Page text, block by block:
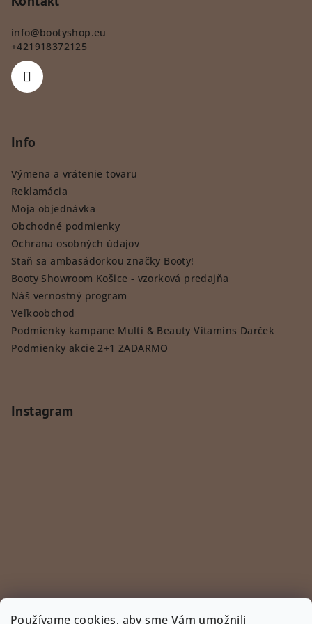
Používame cookies, aby sme Vám umožnili
info@bootyshop.eu
+421918372125
Info
Výmena a vrátenie tovaru
Reklamácia
Moja objednávka
Obchodné podmienky
Ochrana osobných údajov
Staň sa ambasádorkou značky Booty!
Booty Showroom Košice - vzorková predajňa
Náš vernostný program
Veľkoobchod
Podmienky kampane Multi & Beauty Vitamins Darček
Podmienky akcie 2+1 ZADARMO
Instagram